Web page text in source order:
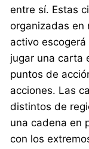
entre sí. Estas
organizadas en
activo
jugar una carta
puntos de
acciones. Las
distintos de
una cadena en
con los